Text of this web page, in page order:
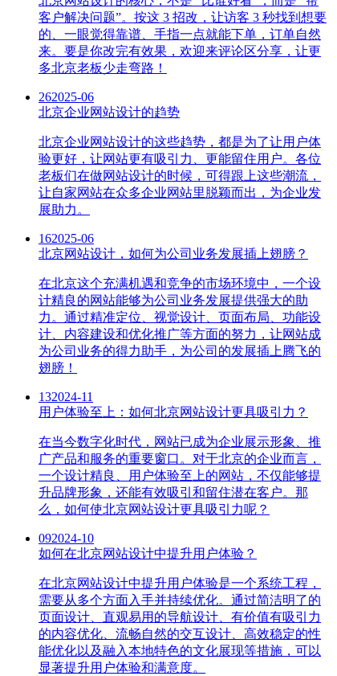
客户解决问题”。按这 3 招改，让访客 3 秒找到想要
的、一眼觉得靠谱、手指一点就能下单，订单自然
来。要是你改完有效果，欢迎来评论区分享，让更
多北京老板少走弯路！
262025-06
北京企业网站设计的趋势
北京企业网站设计的这些趋势，都是为了让用户体
验更好，让网站更有吸引力、更能留住用户。各位
老板们在做网站设计的时候，可得跟上这些潮流，
让自家网站在众多企业网站里脱颖而出，为企业发
展助力。
162025-06
北京网站设计，如何为公司业务发展插上翅膀？
在北京这个充满机遇和竞争的市场环境中，一个设
计精良的网站能够为公司业务发展提供强大的助
力。通过精准定位、视觉设计、页面布局、功能设
计、内容建设和优化推广等方面的努力，让网站成
为公司业务的得力助手，为公司的发展插上腾飞的
翅膀！
132024-11
用户体验至上：如何北京网站设计更具吸引力？
在当今数字化时代，网站已成为企业展示形象、推
广产品和服务的重要窗口。对于北京的企业而言，
一个设计精良、用户体验至上的网站，不仅能够提
升品牌形象，还能有效吸引和留住潜在客户。那
么，如何使北京网站设计更具吸引力呢？
092024-10
如何在北京网站设计中提升用户体验？
在北京网站设计中提升用户体验是一个系统工程，
需要从多个方面入手并持续优化。通过简洁明了的
页面设计、直观易用的导航设计、有价值有吸引力
的内容优化、流畅自然的交互设计、高效稳定的性
能优化以及融入本地特色的文化展现等措施，可以
显著提升用户体验和满意度。